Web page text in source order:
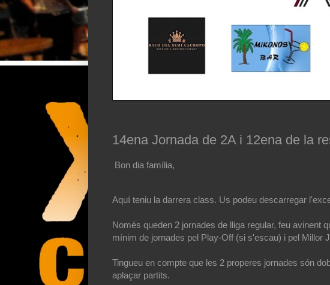
14ena Jornada de 2A i 12ena de la
Bon dia família,
Aquí teniu la darrera class. Us podeu descarregar
Només queden 2 jornades de lliga regular, feu avinent
mínim de jornades pel Play-Off (si s'escau) i pel Millor
Tingueu en compte que les 2 properes jornades són
aplaçar partits.